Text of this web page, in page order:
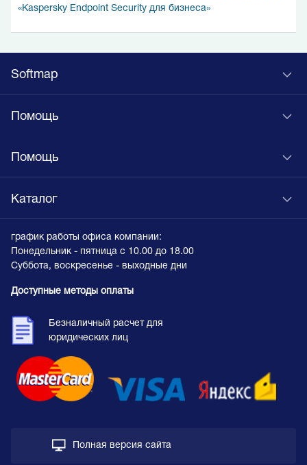
«Kaspersky Endpoint Security для бизнеса»
Softmap
Помощь
Помощь
Каталог
график работы офиса компании:
Понедельник - пятница с 10.00 до 18.00
Суббота, воскресенье - выходные дни
Доступные методы оплаты
Безналичный расчет для
юридических лиц
Полная версия сайта